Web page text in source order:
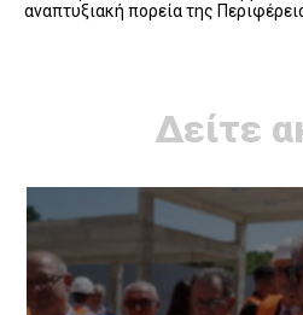
αναπτυξιακή πορεία της
Δείτε